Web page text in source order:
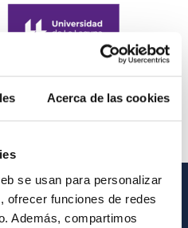
Acerca de las cookies
se usan para personalizar
ofrecer funciones de redes
Además, compartimos